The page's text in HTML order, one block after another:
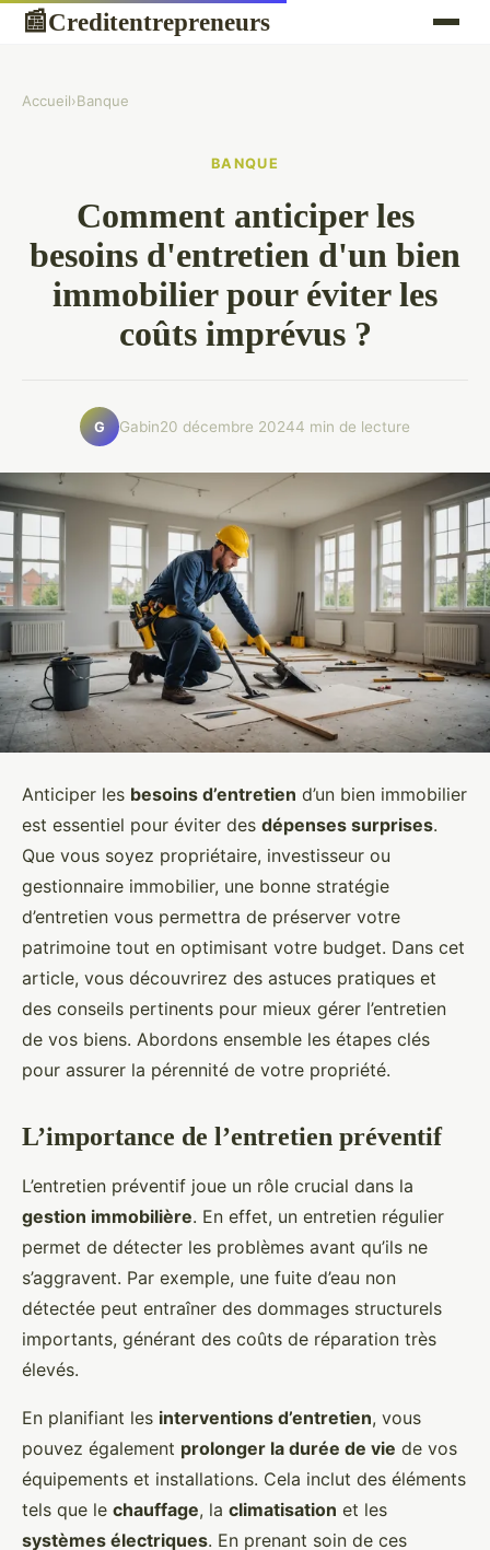
📰Creditentrepreneurs
Accueil›Banque
BANQUE
Comment anticiper les
besoins d'entretien d'un bien
immobilier pour éviter les
coûts imprévus ?
G Gabin20 décembre 20244 min de lecture
Anticiper les besoins d’entretien d’un bien immobilier
est essentiel pour éviter des dépenses surprises.
Que vous soyez propriétaire, investisseur ou
gestionnaire immobilier, une bonne stratégie
d’entretien vous permettra de préserver votre
patrimoine tout en optimisant votre budget. Dans cet
article, vous découvrirez des astuces pratiques et
des conseils pertinents pour mieux gérer l’entretien
de vos biens. Abordons ensemble les étapes clés
pour assurer la pérennité de votre propriété.
L’importance de l’entretien préventif
L’entretien préventif joue un rôle crucial dans la
gestion immobilière. En effet, un entretien régulier
permet de détecter les problèmes avant qu’ils ne
s’aggravent. Par exemple, une fuite d’eau non
détectée peut entraîner des dommages structurels
importants, générant des coûts de réparation très
élevés.
En planifiant les interventions d’entretien, vous
pouvez également prolonger la durée de vie de vos
équipements et installations. Cela inclut des éléments
tels que le chauffage, la climatisation et les
systèmes électriques. En prenant soin de ces